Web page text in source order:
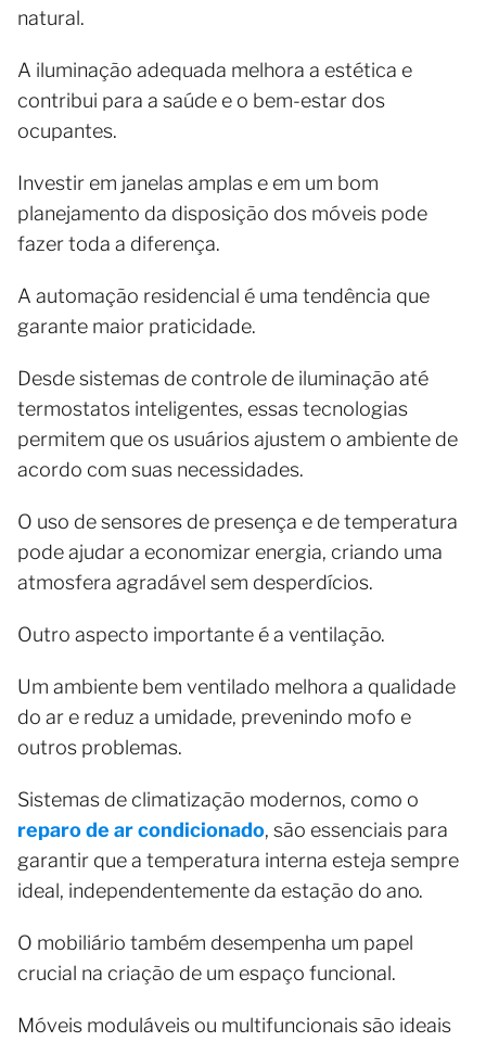
natural.
A iluminação adequada melhora a estética e
contribui para a saúde e o bem-estar dos
ocupantes.
Investir em janelas amplas e em um bom
planejamento da disposição dos móveis pode
fazer toda a diferença.
A automação residencial é uma tendência que
garante maior praticidade.
Desde sistemas de controle de iluminação até
termostatos inteligentes, essas tecnologias
permitem que os usuários ajustem o ambiente de
acordo com suas necessidades.
O uso de sensores de presença e de temperatura
pode ajudar a economizar energia, criando uma
atmosfera agradável sem desperdícios.
Outro aspecto importante é a ventilação.
Um ambiente bem ventilado melhora a qualidade
do ar e reduz a umidade, prevenindo mofo e
outros problemas.
Sistemas de climatização modernos, como o
reparo de ar condicionado, são essenciais para
garantir que a temperatura interna esteja sempre
ideal, independentemente da estação do ano.
O mobiliário também desempenha um papel
crucial na criação de um espaço funcional.
Móveis moduláveis ou multifuncionais são ideais